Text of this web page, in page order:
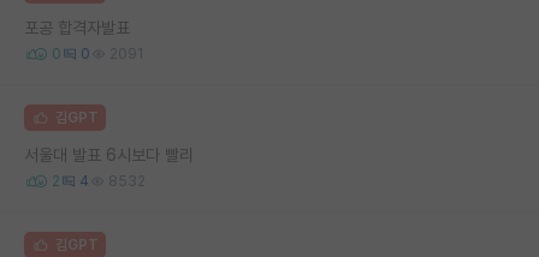
포공 합격자발표
0 0 2091
김GPT
서울대 발표 6시보다 빨리
2 4 8532
김GPT